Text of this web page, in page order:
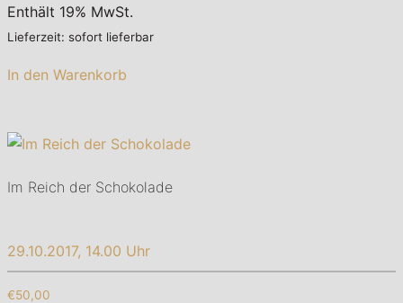
Enthält 19% MwSt.
Lieferzeit: sofort lieferbar
In den Warenkorb
Im Reich der Schokolade
29.10.2017, 14.00 Uhr
€50,00